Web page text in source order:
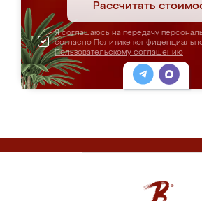
Рассчитать
Я соглашаюсь на передачу
согласно Политике
Пользовательскому соглашению